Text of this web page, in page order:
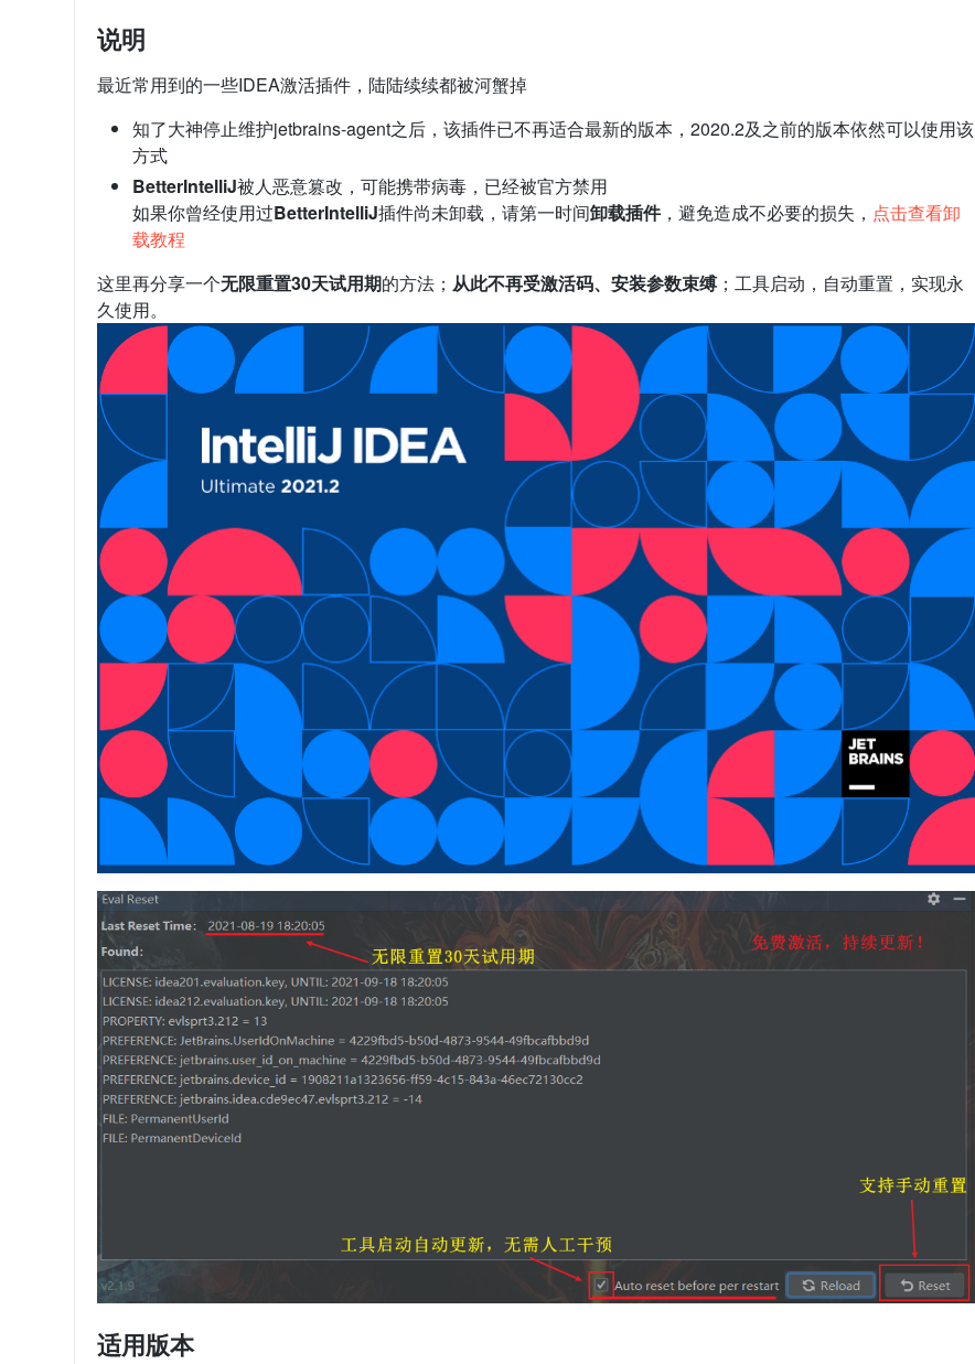
说明
最近常用到的一些IDEA激活插件，陆陆续续都被河蟹掉
知了大神停止维护jetbrains-agent之后，该插件已不再适合最新的版本，2020.2及之前的版本依然可以使用该
方式
BetterIntelliJ被人恶意篡改，可能携带病毒，已经被官方禁用
如果你曾经使用过BetterIntelliJ插件尚未卸载，请第一时间卸载插件，避免造成不必要的损失， 点击查看卸
载教程
这里再分享一个无限重置30天试用期的方法； 从此不再受激活码、安装参数束缚；工具启动，自动重置，实现永
久使用。
适用版本